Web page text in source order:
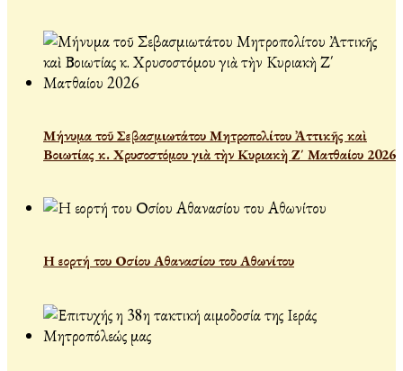
Μήνυμα τοῦ Σεβασμιωτάτου Μητροπολίτου Ἀττικῆς καὶ
Βοιωτίας κ. Χρυσοστόμου γιὰ τὴν Κυριακὴ Ζ΄ Ματθαίου 2026
Η εορτή του Οσίου Αθανασίου του Αθωνίτου